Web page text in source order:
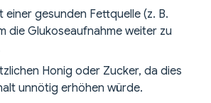
einer gesunden Fettquelle (z. B.
die Glukoseaufnahme weiter zu
Honig oder Zucker, da dies
unnötig erhöhen würde.